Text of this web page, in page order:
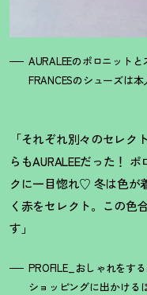
AURALEEのポロニットと
FRANCESのシューズは本
「それぞれ別々のセレ
らもAURALEEだった！
クに一目惚れ♡ 冬は色が
く赤をセレクト。この色
す」
PROFILE_おしゃれをす
ショッピングに出かける